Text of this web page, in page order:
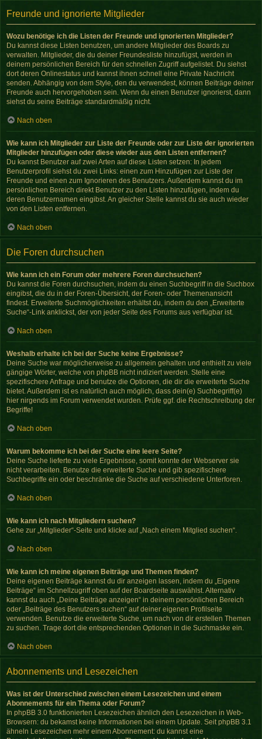
Freunde und ignorierte Mitglieder
Wozu benötige ich die Listen der Freunde und ignorierten Mitglieder?
Du kannst diese Listen benutzen, um andere Mitglieder des Boards zu
verwalten. Mitglieder, die du deiner Freundesliste hinzufügst, werden in
deinem persönlichen Bereich für den schnellen Zugriff aufgelistet. Du siehst
dort deren Onlinestatus und kannst ihnen schnell eine Private Nachricht
senden. Abhängig von dem Style, den du verwendest, können Beiträge deiner
Freunde auch hervorgehoben sein. Wenn du einen Benutzer ignorierst, dann
siehst du seine Beiträge standardmäßig nicht.
Nach oben
Wie kann ich Mitglieder zur Liste der Freunde oder zur Liste der ignorierten
Mitglieder hinzufügen oder diese wieder aus den Listen entfernen?
Du kannst Benutzer auf zwei Arten auf diese Listen setzen: In jedem
Benutzerprofil siehst du zwei Links: einen zum Hinzufügen zur Liste der
Freunde und einen zum Ignorieren des Benutzers. Außerdem kannst du im
persönlichen Bereich direkt Benutzer zu den Listen hinzufügen, indem du
deren Benutzernamen eingibst. An gleicher Stelle kannst du sie auch wieder
von den Listen entfernen.
Nach oben
Die Foren durchsuchen
Wie kann ich ein Forum oder mehrere Foren durchsuchen?
Du kannst die Foren durchsuchen, indem du einen Suchbegriff in die Suchbox
eingibst, die du in der Foren-Übersicht, der Foren- oder Themenansicht
findest. Erweiterte Suchmöglichkeiten erhältst du, indem du den „Erweiterte
Suche“-Link anklickst, der von jeder Seite des Forums aus verfügbar ist.
Nach oben
Weshalb erhalte ich bei der Suche keine Ergebnisse?
Deine Suche war möglicherweise zu allgemein gehalten und enthielt zu viele
gängige Wörter, welche von phpBB nicht indiziert werden. Stelle eine
spezifischere Anfrage und benutze die Optionen, die dir die erweiterte Suche
bietet. Außerdem ist es natürlich auch möglich, dass dein(e) Suchbegriff(e)
hier nirgends im Forum verwendet wurden. Prüfe ggf. die Rechtschreibung der
Begriffe!
Nach oben
Warum bekomme ich bei der Suche eine leere Seite?
Deine Suche lieferte zu viele Ergebnisse, somit konnte der Webserver sie
nicht verarbeiten. Benutze die erweiterte Suche und gib spezifischere
Suchbegriffe ein oder beschränke die Suche auf verschiedene Unterforen.
Nach oben
Wie kann ich nach Mitgliedern suchen?
Gehe zur „Mitglieder“-Seite und klicke auf „Nach einem Mitglied suchen“.
Nach oben
Wie kann ich meine eigenen Beiträge und Themen finden?
Deine eigenen Beiträge kannst du dir anzeigen lassen, indem du „Eigene
Beiträge“ im Schnellzugriff oben auf der Boardseite auswählst. Alternativ
kannst du auch „Deine Beiträge anzeigen“ in deinem persönlichen Bereich
oder „Beiträge des Benutzers suchen“ auf deiner eigenen Profilseite
verwenden. Benutze die erweiterte Suche, um nach von dir erstellen Themen
zu suchen. Trage dort die entsprechenden Optionen in die Suchmaske ein.
Nach oben
Abonnements und Lesezeichen
Was ist der Unterschied zwischen einem Lesezeichen und einem
Abonnements für ein Thema oder Forum?
In phpBB 3.0 funktionierten Lesezeichen ähnlich den Lesezeichen in Web-
Browsern: du bekamst keine Informationen bei einem Update. Seit phpBB 3.1
ähneln Lesezeichen mehr einem Abonnement: du kannst eine